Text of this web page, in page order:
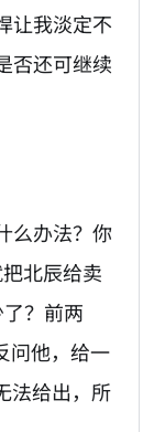
让我淡定不
否还可继续
么办法？你
北辰给卖
？前两
问他，给一
法给出，所